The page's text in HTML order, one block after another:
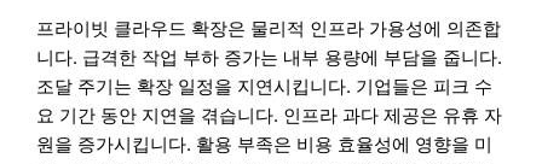
프라이빗 클라우드 확장은 물리적 인프라 가용성에 의존합
니다. 급격한 작업 부하 증가는 내부 용량에 부담을 줍니다.
조달 주기는 확장 일정을 지연시킵니다. 기업들은 피크 수
요 기간 동안 지연을 겪습니다. 인프라 과다 제공은 유휴 자
원을 증가시킵니다. 활용 부족은 비용 효율성에 영향을 미